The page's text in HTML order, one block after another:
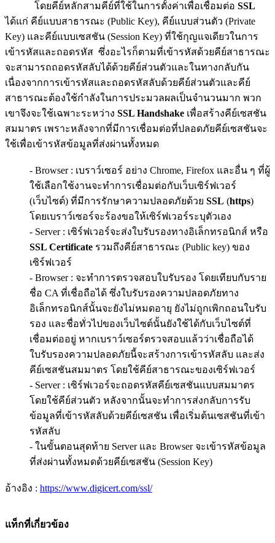
โดยคีย์หลักสามคีย์ที่ใช้ในการตั้งค่าเพื่อเชื่อมต่อ SSL
ได้แก่ คีย์แบบสาธารณะ (Public Key), คีย์แบบส่วนตัว (Private
Key) และคีย์แบบเซสชัน (Session Key) ที่ใช้กุญแจเดียวในการ
เข้ารหัสและถอดรหัส ซึ่งอะไรก็ตามที่เข้ารหัสด้วยคีย์สาธารณะ
จะสามารถถอดรหัสลับได้ด้วยคีย์ส่วนตัวและในทางกลับกัน
เนื่องจากการเข้ารหัสและถอดรหัสลับด้วยคีย์ส่วนตัวและคีย์
สาธารณะต้องใช้กำลังในการประมวลผลเป็นจำนวนมาก พวก
เขาจึงจะใช้เฉพาะระหว่าง SSL Handshake เพื่อสร้างคีย์เซสชัน
สมมาตร เพราะหลังจากที่มีการเชื่อมต่อที่ปลอดภัยคีย์เซสชันจะ
ใช้เพื่อเข้ารหัสข้อมูลที่ส่งผ่านทั้งหมด
- Browser : เบราว์เซอร์ อย่าง Chrome, Firefox และอื่น ๆ ที่ผู้
ใช้เลือกใช้งานจะทำการเชื่อมต่อกับเว็บเซิร์ฟเวอร์
(เว็บไซต์) ที่มีการรักษาความปลอดภัยด้วย SSL (https)
โดยเบราว์เซอร์จะร้องขอให้เซิร์ฟเวอร์ระบุตัวเอง
- Server : เซิร์ฟเวอร์จะส่งใบรับรองทางอิเล็กทรอนิกส์ หรือ
SSL Certificate รวมถึงคีย์สาธารณะ (Public key) ของ
เซิร์ฟเวอร์
- Browser : จะทำการตรวจสอบใบรับรอง โดยเทียบกับราย
ชื่อ CA ที่เชื่อถือได้ ซึ่งใบรับรองความปลอดภัยทาง
อิเล็กทรอนิกส์นั้นจะยังไม่หมดอายุ ยังไม่ถูกเพิกถอนใบรับ
รอง และชื่อทั่วไปของเว็บไซต์นั้นยังใช้ได้กับเว็บไซต์ที่
เชื่อมต่ออยู่ หากเบราว์เซอร์ตรวจสอบแล้วว่าเชื่อถือได้
ใบรับรองความปลอดภัยนี้จะสร้างการเข้ารหัสลับ และส่ง
คีย์เซสชันสมมาตร โดยใช้คีย์สาธารณะของเซิร์ฟเวอร์
- Server : เซิร์ฟเวอร์จะถอดรหัสคีย์เซสชันแบบสมมาตร
โดยใช้คีย์ส่วนตัว หลังจากนั้นจะทำการส่งกลับการรับ
ข้อมูลที่เข้ารหัสลับด้วยคีย์เซสชัน เพื่อเริ่มต้นเซสชันที่เข้า
รหัสลับ
- ในขั้นตอนสุดท้าย Server และ Browser จะเข้ารหัสข้อมูล
ที่ส่งผ่านทั้งหมดด้วยคีย์เซสชัน (Session Key)
อ้างอิง : https://www.digicert.com/ssl/
แท็กที่เกี่ยวข้อง